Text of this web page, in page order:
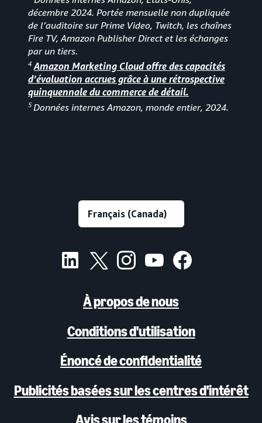
décembre 2024. Portée mensuelle non dupliquée
de l’auditoire sur Prime Video, Twitch, les chaînes
Fire TV, Amazon Publisher Direct et les échanges
par un tiers.
4 Amazon Marketing Cloud offre des capacités
d’évaluation accrues grâce à une rétrospective
quinquennale du commerce de détail.
5Données internes Amazon, monde entier, 2024.
À propos de nous
Conditions d'utilisation
Énoncé de confidentialité
Publicités basées sur les centres d'intérêt